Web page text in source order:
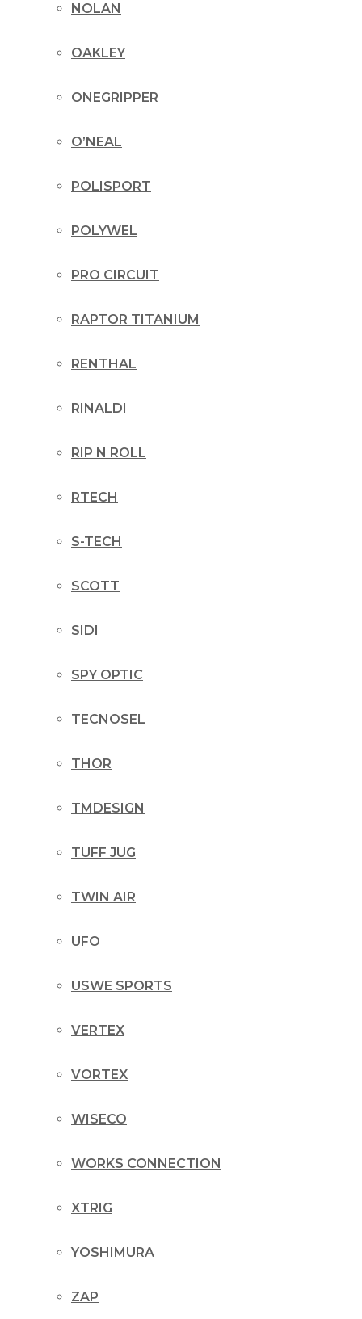
NOLAN
OAKLEY
ONEGRIPPER
O’NEAL
POLISPORT
POLYWEL
PRO CIRCUIT
RAPTOR TITANIUM
RENTHAL
RINALDI
RIP N ROLL
RTECH
S-TECH
SCOTT
SIDI
SPY OPTIC
TECNOSEL
THOR
TMDESIGN
TUFF JUG
TWIN AIR
UFO
USWE SPORTS
VERTEX
VORTEX
WISECO
WORKS CONNECTION
XTRIG
YOSHIMURA
ZAP